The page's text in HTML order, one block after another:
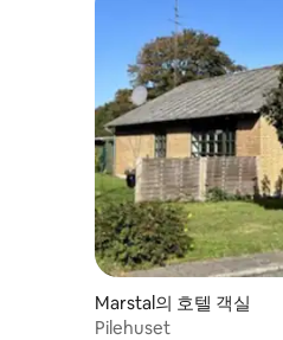
Marstal의 호텔 객실
Pilehuset